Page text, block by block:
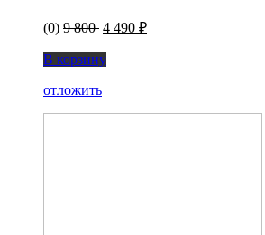
(0) 9 800 4 490 ₽
В корзину
отложить